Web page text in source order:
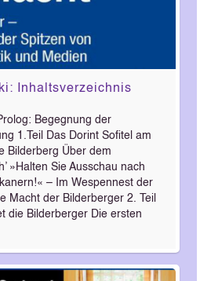
Inhaltsverzeichnis
Begegnung der
1.Teil Das Dorint Sofitel am
Bilderberg Über dem
»Halten Sie Ausschau nach
– Im Wespennest der
Macht der Bilderberger 2. Teil
die Bilderberger Die ersten